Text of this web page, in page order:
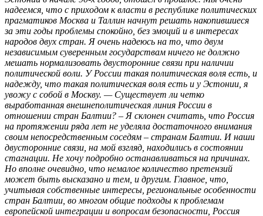
надеемся, что с приходом к власти в республике политических
прагматиков Москва и Таллин начнут решать накопившиеся
за эти годы проблемы спокойно, без эмоций и в интересах
народов двух стран. Я очень надеюсь на то, что двум
независимым суверенным государствам ничего не должно
мешать нормализовать двусторонние связи при наличии
политической воли. У России такая политическая воля есть, и
надежду, что такая политическая воля есть и у Эстонии, я
увожу с собой в Москву. — Существует ли четко
выработанная внешнеполитическая линия России в
отношении стран Балтии? – Я склонен считать, что Россия
на протяжении ряда лет не уделяла достаточного внимания
своим непосредственным соседям – странам Балтии. И наши
двусторонние связи, на мой взгляд, находились в состоянии
стагнации. Не хочу подробно останавливаться на причинах.
Но вполне очевидно, что немалое количество претензий
может быть высказано и тем, и другим. Главное, что,
учитывая собственные интересы, региональные особенности
стран Балтии, во многом общие подходы к проблемам
европейской интеграции и вопросам безопасности, Россия